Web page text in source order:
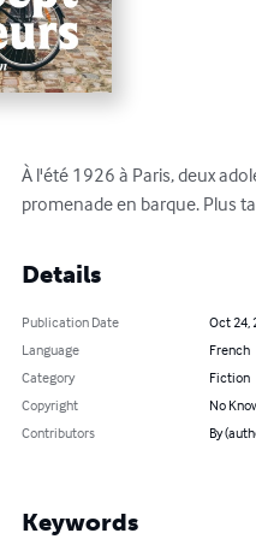
À l'été 1926 à Paris, deux
promenade en barque. Plus
Details
Publication Date
Oct 24,
Language
French
Category
Fiction
Copyright
No
Contributors
By
Keywords